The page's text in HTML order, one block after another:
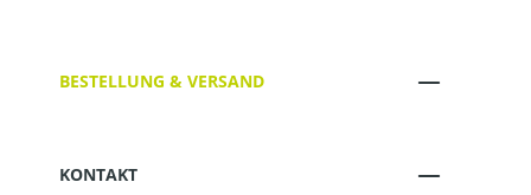
BESTELLUNG & VERSAND
KONTAKT